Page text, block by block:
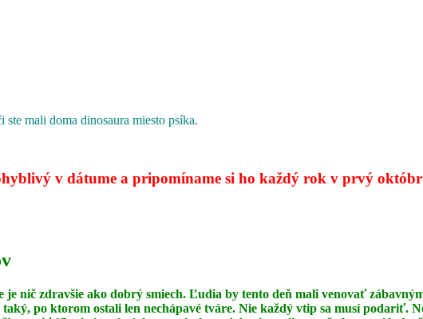
ste mali doma dinosaura miesto psíka.
v dátume a pripomíname si ho každý rok v prvý
nič zdravšie ako dobrý smiech. Ľudia by tento deň mali venovať
po ktorom ostali len nechápavé tváre. Nie každý vtip sa musí podariť.